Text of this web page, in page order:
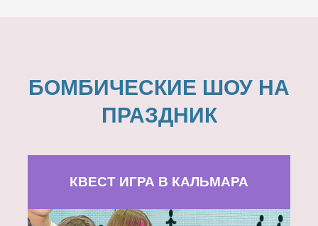
БОМБИЧЕСКИЕ ШОУ НА
ПРАЗДНИК
КВЕСТ ИГРА В КАЛЬМАРА